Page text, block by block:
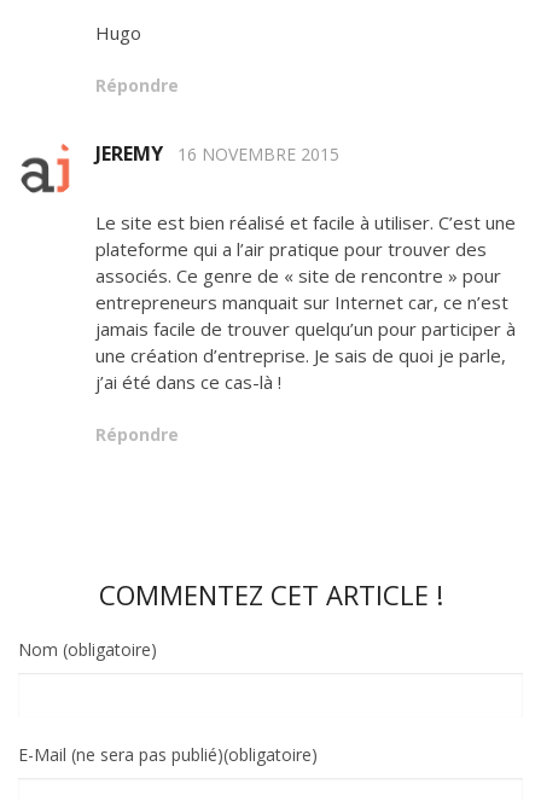
Hugo
Répondre
JEREMY 16 NOVEMBRE 2015
Le site est bien réalisé et facile à utiliser. C’est une
plateforme qui a l’air pratique pour trouver des
associés. Ce genre de « site de rencontre » pour
entrepreneurs manquait sur Internet car, ce n’est
jamais facile de trouver quelqu’un pour participer à
une création d’entreprise. Je sais de quoi je parle,
j’ai été dans ce cas-là !
Répondre
COMMENTEZ CET ARTICLE !
Nom (obligatoire)
E-Mail (ne sera pas publié)(obligatoire)